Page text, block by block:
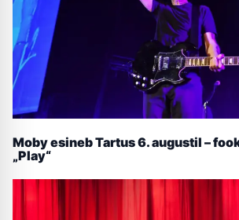
Moby esineb Tartus 6. augustil –
„Play“